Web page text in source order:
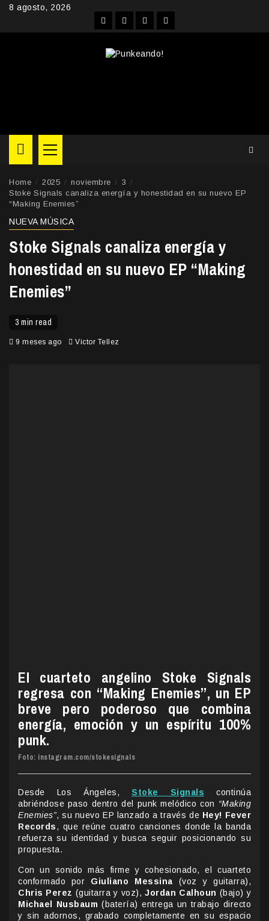
Skip8 agosto, 2026
FacebookInstagram
YouTubeTwitter
Primary
Menu
Home 2025 noviembre
3
Stoke Signals canaliza energía y honestidad en su nuevo EP
“Making Enemies”
NUEVA MÚSICA
Stoke Signals canaliza energía y
honestidad en su nuevo EP “Making
Enemies”
3 min read
9 meses ago Victor Tellez
El cuarteto angelino Stoke Signals
regresa con “Making Enemies”, un EP
breve pero poderoso que combina
energía, emoción y un espíritu 100%
punk.
Foto: instagram.com/stokesignals
Desde Los Ángeles, Stoke Signals continúa
abriéndose paso dentro del punk melódico con “Making
Enemies”, su nuevo EP lanzado a través de Hey! Fever
Records, que reúne cuatro canciones donde la banda
refuerza su identidad y busca seguir posicionando su
propuesta.
Con un sonido más firme y cohesionado, el cuarteto
conformado por Giuliano Messina (voz y guitarra),
Chris Perez (guitarra y voz),Jordan Calhoun (bajo) y
Michael Nusbaum (batería) entrega un trabajo directo
y sin adornos, grabado completamente en su espacio